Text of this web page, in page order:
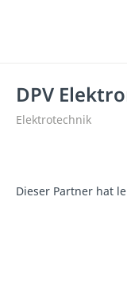
DPV
Elektrotechnik
Dieser Partner hat